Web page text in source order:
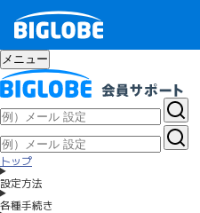
メニュー
トップ
設定方法
各種手続き